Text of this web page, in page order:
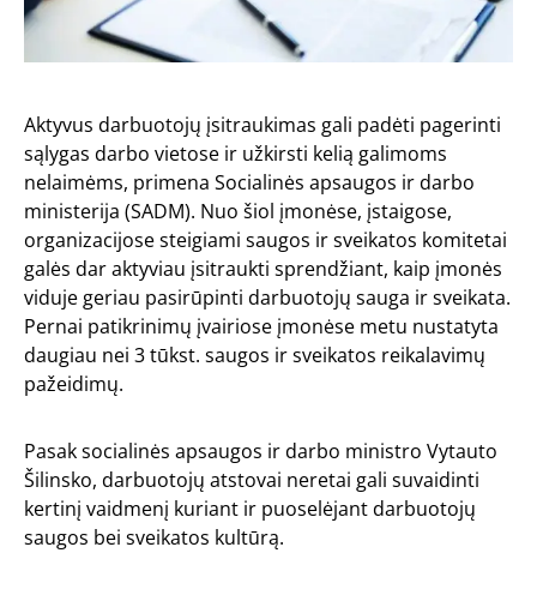
Aktyvus darbuotojų įsitraukimas gali padėti pagerinti
sąlygas darbo vietose ir užkirsti kelią galimoms
nelaimėms, primena Socialinės apsaugos ir darbo
ministerija (SADM). Nuo šiol įmonėse, įstaigose,
organizacijose steigiami saugos ir sveikatos komitetai
galės dar aktyviau įsitraukti sprendžiant, kaip įmonės
viduje geriau pasirūpinti darbuotojų sauga ir sveikata.
Pernai patikrinimų įvairiose įmonėse metu nustatyta
daugiau nei 3 tūkst. saugos ir sveikatos reikalavimų
pažeidimų.
Pasak socialinės apsaugos ir darbo ministro Vytauto
Šilinsko, darbuotojų atstovai neretai gali suvaidinti
kertinį vaidmenį kuriant ir puoselėjant darbuotojų
saugos bei sveikatos kultūrą.